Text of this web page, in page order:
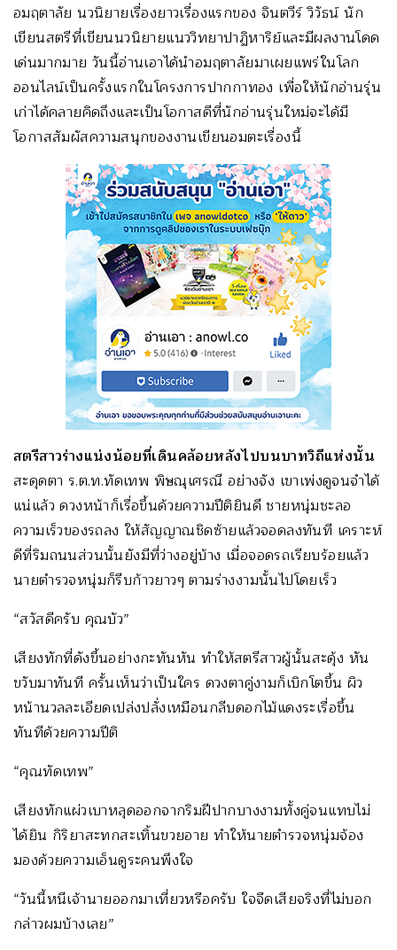
อมฤตาลัย นวนิยายเรื่องยาวเรื่องแรกของ จินตวีร์ วิวัธน์ นัก
เขียนสตรีที่เขียนนวนิยายแนววิทยาปาฏิหาริย์และมีผลงานโดด
เด่นมากมาย วันนี้อ่านเอาได้นำอมฤตาลัยมาเผยแพร่ในโลก
ออนไลน์เป็นครั้งแรกในโครงการปากกาทอง เพื่อให้นักอ่านรุ่น
เก่าได้คลายคิดถึงและเป็นโอกาสดีที่นักอ่านรุ่นใหม่จะได้มี
โอกาสสัมผัสความสนุกของงานเขียนอมตะเรื่องนี้
สตรีสาวร่างแน่งน้อยที่เดินคล้อยหลังไปบนบาทวิถีแห่งนั้น
สะดุดตา ร.ต.ท.ทัดเทพ พิษณุเศรณี อย่างจัง เขาเพ่งดูจนจำได้
แน่แล้ว ดวงหน้าก็เรื่อขึ้นด้วยความปีติยินดี ชายหนุ่มชะลอ
ความเร็วของรถลง ให้สัญญาณชิดซ้ายแล้วจอดลงทันที เคราะห์
ดีที่ริมถนนส่วนนั้นยังมีที่ว่างอยู่บ้าง เมื่อจอดรถเรียบร้อยแล้ว
นายตำรวจหนุ่มก็รีบก้าวยาวๆ ตามร่างงามนั้นไปโดยเร็ว
“สวัสดีครับ คุณบัว”
เสียงทักที่ดังขึ้นอย่างกะทันหัน ทำให้สตรีสาวผู้นั้นสะดุ้ง หัน
ขวับมาทันที ครั้นเห็นว่าเป็นใคร ดวงตาคู่งามก็เบิกโตขึ้น ผิว
หน้านวลละเอียดเปล่งปลั่งเหมือนกลีบดอกไม้แดงระเรื่อขึ้น
ทันทีด้วยความปีติ
“คุณทัดเทพ”
เสียงทักแผ่วเบาหลุดออกจากริมฝีปากบางงามทั้งคู่จนแทบไม่
ได้ยิน กิริยาสะทกสะเทิ้นขวยอาย ทำให้นายตำรวจหนุ่มจ้อง
มองด้วยความเอ็นดูระคนพึงใจ
“วันนี้หนีเจ้านายออกมาเที่ยวหรือครับ ใจจืดเสียจริงที่ไม่บอก
กล่าวผมบ้างเลย”